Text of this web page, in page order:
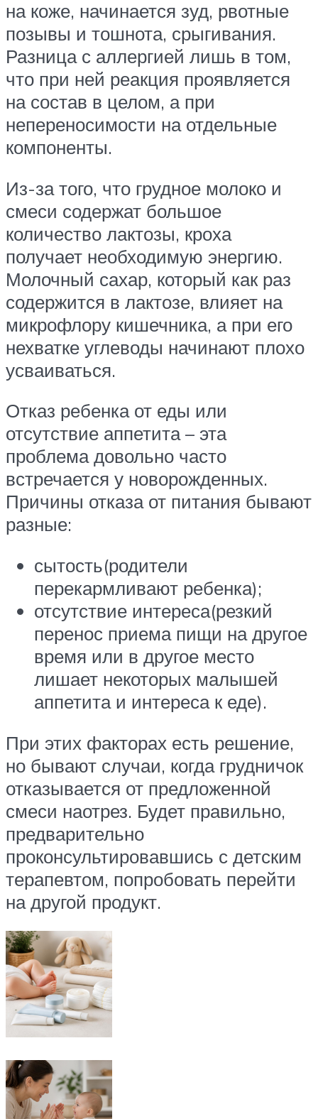
на коже, начинается зуд, рвотные
позывы и тошнота, срыгивания.
Разница с аллергией лишь в том,
что при ней реакция проявляется
на состав в целом, а при
непереносимости на отдельные
компоненты.
Из-за того, что грудное молоко и
смеси содержат большое
количество лактозы, кроха
получает необходимую энергию.
Молочный сахар, который как раз
содержится в лактозе, влияет на
микрофлору кишечника, а при его
нехватке углеводы начинают плохо
усваиваться.
Отказ ребенка от еды или
отсутствие аппетита – эта
проблема довольно часто
встречается у новорожденных.
Причины отказа от питания бывают
разные:
сытость(родители
перекармливают ребенка);
отсутствие интереса(резкий
перенос приема пищи на другое
время или в другое место
лишает некоторых малышей
аппетита и интереса к еде).
При этих факторах есть решение,
но бывают случаи, когда грудничок
отказывается от предложенной
смеси наотрез. Будет правильно,
предварительно
проконсультировавшись с детским
терапевтом, попробовать перейти
на другой продукт.